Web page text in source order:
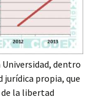
dentro
jurídica propia, que
de la libertad